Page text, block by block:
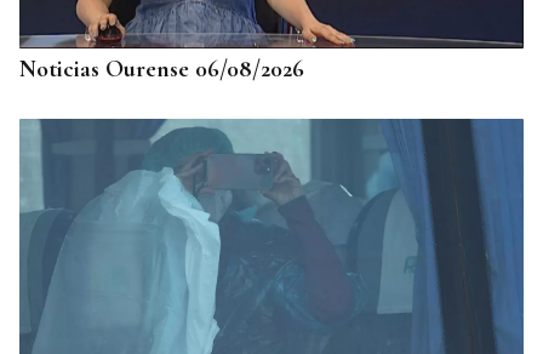
Noticias Ourense 06/08/2026